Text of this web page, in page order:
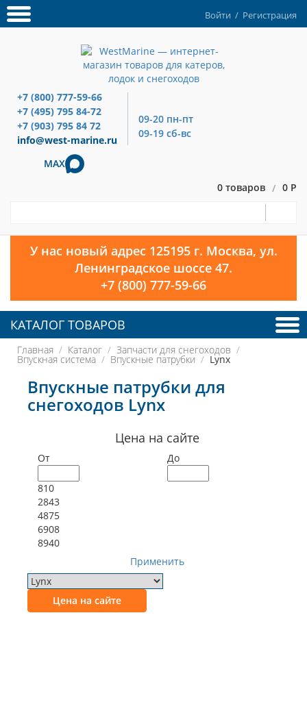
Войти / Регистрация
+7 (800) 777-59-66
+7 (495) 795 84-72
+7 (903) 795 84 72
info@west-marine.ru
09-20 пн-пт
09-19 сб-вс
MAX
0 товаров / 0 Р
У нас новый адрес 125195 г. Москва, ул.
Ленинградское шоссе 47.
+7 (800) 777-59-66
КАТАЛОГ ТОВАРОВ
Главная Каталог Запчасти для снегоходов
Впускная система Впускные патрубки Lynx
Впускные патрубки для
снегоходов Lynx
Цена на сайте
От До
810
2843
4875
6908
8940
Применить
Цена на сайте